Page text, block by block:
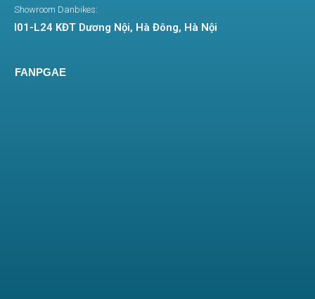
Showroom Danbikes:
I01-L24 KĐT Dương Nội, Hà Đông, Hà Nội
FANPGAE